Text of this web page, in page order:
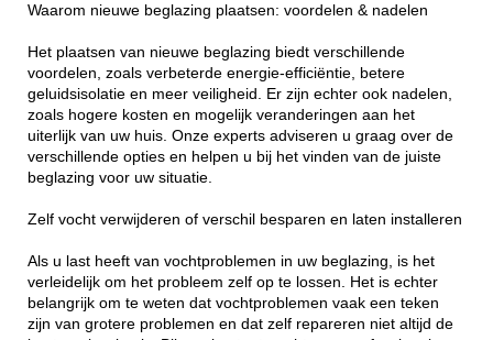
Waarom nieuwe beglazing plaatsen: voordelen & nadelen
Het plaatsen van nieuwe beglazing biedt verschillende
voordelen, zoals verbeterde energie-efficiëntie, betere
geluidsisolatie en meer veiligheid. Er zijn echter ook nadelen,
zoals hogere kosten en mogelijk veranderingen aan het
uiterlijk van uw huis. Onze experts adviseren u graag over de
verschillende opties en helpen u bij het vinden van de juiste
beglazing voor uw situatie.
Zelf vocht verwijderen of verschil besparen en laten installeren
Als u last heeft van vochtproblemen in uw beglazing, is het
verleidelijk om het probleem zelf op te lossen. Het is echter
belangrijk om te weten dat vochtproblemen vaak een teken
zijn van grotere problemen en dat zelf repareren niet altijd de